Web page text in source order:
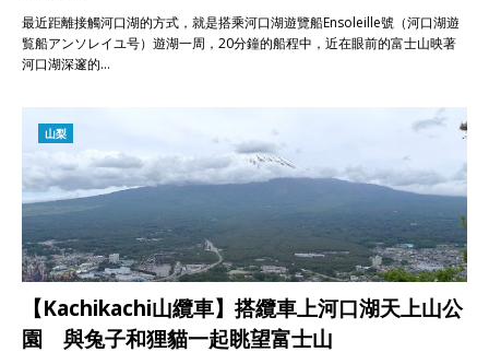
最近距離接觸河口湖的方式，就是搭乘河口湖遊覽船Ensoleille號（河口湖遊
覧船アンソレイユ号）遊湖一周，20分鐘的船程中，近在眼前的富士山映著
河口湖深邃的…
山梨
【Kachikachi山纜車】搭纜車上河口湖天上山公
園 與兔子和狸貓一起眺望富士山